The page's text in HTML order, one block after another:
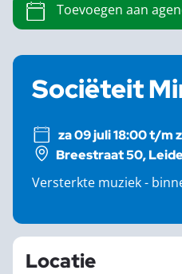
Sociëteit
za 09 juli 18:00 t/m
Breestraat 50,
Versterkte muziek -
Locatie
Toevoegen aan